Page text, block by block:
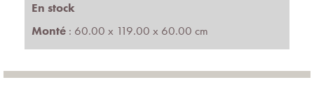
En stock
Monté : 60.00 x 119.00 x 60.00 cm